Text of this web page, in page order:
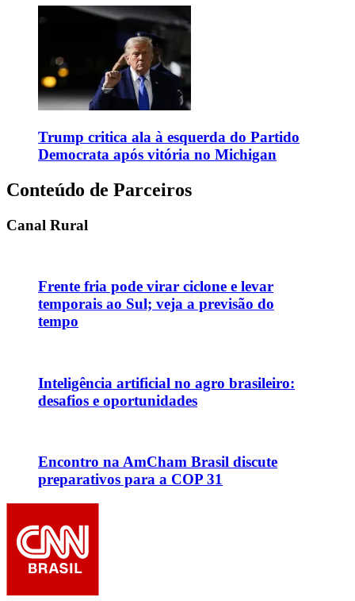
Trump critica ala à esquerda do Partido
Democrata após vitória no Michigan
Conteúdo de Parceiros
Canal Rural
Frente fria pode virar ciclone e levar
temporais ao Sul; veja a previsão do
tempo
Inteligência artificial no agro brasileiro:
desafios e oportunidades
Encontro na AmCham Brasil discute
preparativos para a COP 31